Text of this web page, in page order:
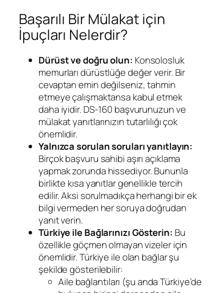
Başarılı Bir Mülakat için
İpuçları Nelerdir?
Dürüst ve doğru olun: Konsolosluk
memurları dürüstlüğe değer verir. Bir
cevaptan emin değilseniz, tahmin
etmeye çalışmaktansa kabul etmek
daha iyidir. DS-160 başvurunuzun ve
mülakat yanıtlarınızın tutarlılığı çok
önemlidir.
Yalnızca sorulan soruları yanıtlayın:
Birçok başvuru sahibi aşırı açıklama
yapmak zorunda hissediyor. Bununla
birlikte kısa yanıtlar genellikle tercih
edilir. Aksi sorulmadıkça herhangi bir ek
bilgi vermeden her soruya doğrudan
yanıt verin.
Türkiye ile Bağlarınızı Gösterin: Bu
özellikle göçmen olmayan vizeler için
önemlidir. Türkiye ile olan bağlar şu
şekilde gösterilebilir:
Aile bağlantıları (şu anda Türkiye’de